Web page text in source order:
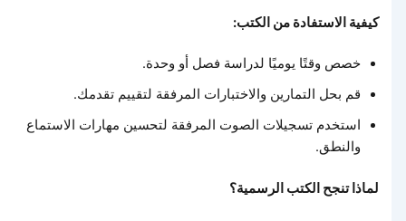
كيفية الاستفادة من الكتب:
خصص وقتًا يوميًا لدراسة فصل أو وحدة.
قم بحل التمارين والاختبارات المرفقة لتقييم تقدمك.
استخدم تسجيلات الصوت المرفقة لتحسين مهارات الاستماع
والنطق.
لماذا تنجح الكتب الرسمية؟